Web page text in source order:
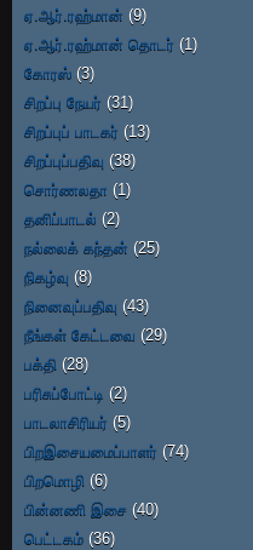
ஏ.ஆர்.ரஹ்மான் (9)
ஏ.ஆர்.ரஹ்மான் தொடர் (1)
கோரஸ் (3)
சிறப்பு நேயர் (31)
சிறப்புப் பாடகர் (13)
சிறப்புப்பதிவு (38)
சொர்ணலதா (1)
தனிப்பாடல் (2)
நல்லைக் கந்தன் (25)
நிகழ்வு (8)
நினைவுப்பதிவு (43)
நீங்கள் கேட்டவை (29)
பக்தி (28)
பரிசுப்போட்டி (2)
பாடலாசிரியர் (5)
பிறஇசையமைப்பாளர் (74)
பிறமொழி (6)
பின்னணி இசை (40)
பெட்டகம் (36)